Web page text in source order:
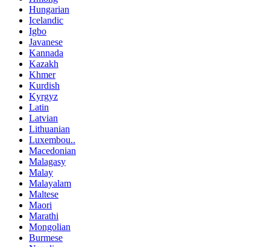
Hungarian
Icelandic
Igbo
Javanese
Kannada
Kazakh
Khmer
Kurdish
Kyrgyz
Latin
Latvian
Lithuanian
Luxembou..
Macedonian
Malagasy
Malay
Malayalam
Maltese
Maori
Marathi
Mongolian
Burmese